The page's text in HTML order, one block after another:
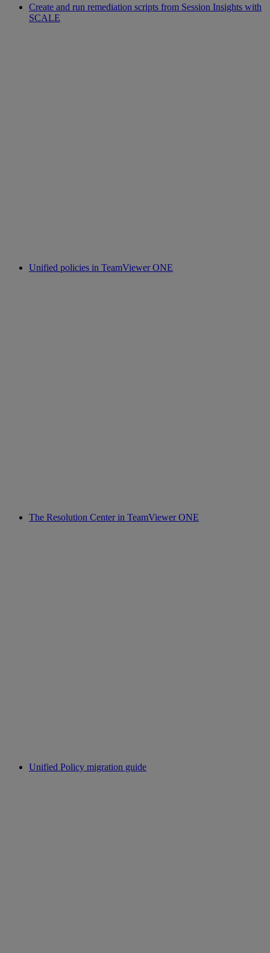
Create and run remediation scripts from Session Insights with
SCALE
Unified policies in TeamViewer ONE
The Resolution Center in TeamViewer ONE
Unified Policy migration guide